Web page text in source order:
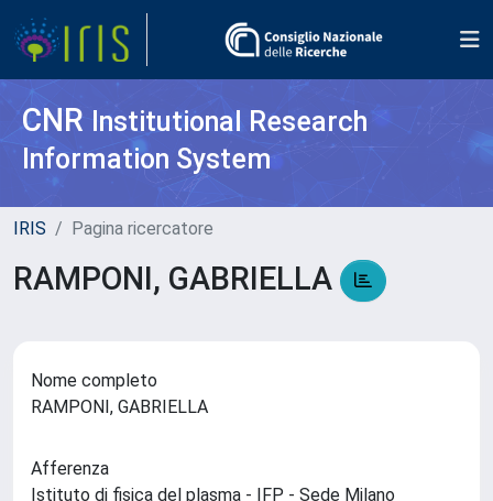
CNR Institutional Research
Information System
IRIS Pagina ricercatore
RAMPONI, GABRIELLA
Nome completo
RAMPONI, GABRIELLA
Afferenza
Istituto di fisica del plasma - IFP - Sede Milano